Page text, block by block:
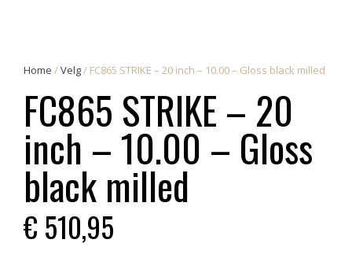
Home /Velg/ FC865 STRIKE – 20 inch – 10.00 – Gloss black milled
FC865 STRIKE – 20
inch – 10.00 – Gloss
black milled
€ 510,95